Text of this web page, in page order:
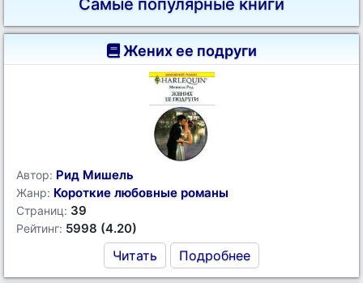
Самые популярные книги
Жених ее подруги
Автор: Рид Мишель
Жанр: Короткие любовные романы
Страниц: 39
Рейтинг: 5998 (4.20)
Читать Подробнее